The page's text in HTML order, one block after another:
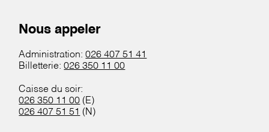
Nous appeler
Administration:026 407 51 41
Billetterie:026 350 11 00
Caisse du soir:
026 350 11 00 (E)
026 407 51 51 (N)